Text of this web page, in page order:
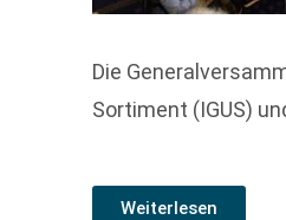
Die
Sortiment (IGUS)
Weiterlesen